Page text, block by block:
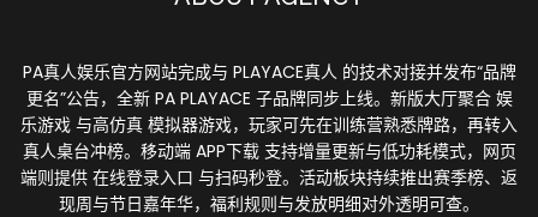
PA真人娱乐官方网站完成与 PLAYACE真人 的技术对接并发布“品牌
更名”公告，全新 PA PLAYACE 子品牌同步上线。新版大厅聚合 娱
乐游戏 与高仿真 模拟器游戏，玩家可先在训练营熟悉牌路，再转入
真人桌台冲榜。移动端 APP下载 支持增量更新与低功耗模式，网页
端则提供 在线登录入口 与扫码秒登。活动板块持续推出赛季榜、返
现周与节日嘉年华，福利规则与发放明细对外透明可查。